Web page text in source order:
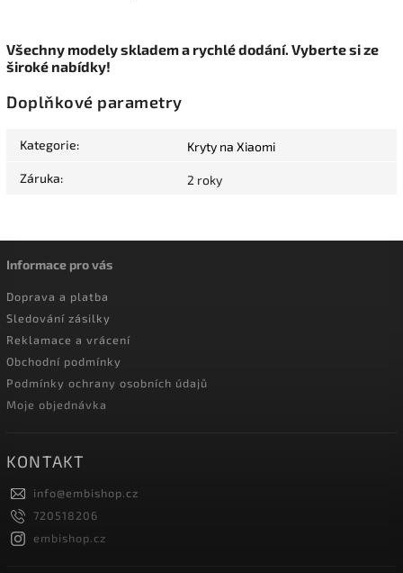
Všechny modely skladem a rychlé dodání. Vyberte si ze
široké nabídky!
Doplňkové parametry
Kategorie: Kryty na Xiaomi
Záruka: 2 roky
Informace pro vás
Doprava a platba
Sledování zásilky
Reklamace a vrácení
Obchodní podmínky
Podmínky ochrany osobních údajů
Moje objednávka
KONTAKT
info@embishop.cz
720518206
embishop.cz